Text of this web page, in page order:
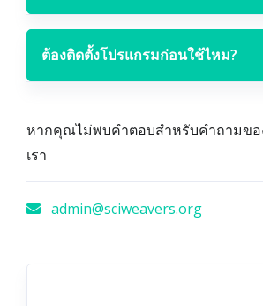
ต้องติดตั้งโปรแกรมก่อนใช้ไหม?
หากคุณไม่พบคำตอบสำหรับคำถามข
เรา
admin@sciweavers.org